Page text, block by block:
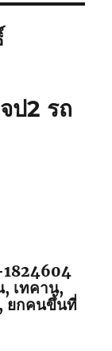
ป2 รถ
เทคาน,
ยกคนขึ้นที่